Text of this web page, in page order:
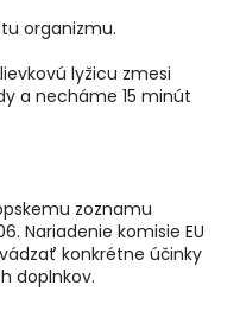
organizmu.
lyžicu zmesi
a necháme 15 minút
zoznamu
Nariadenie komisie EU
konkrétne účinky
doplnkov.